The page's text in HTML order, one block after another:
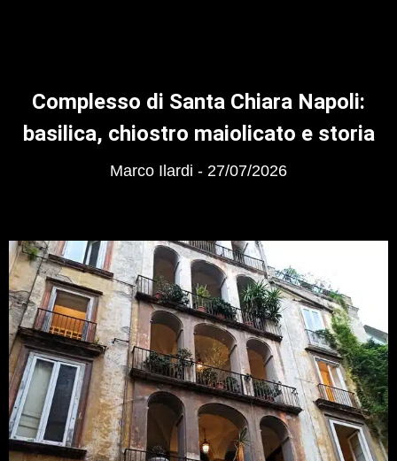
Complesso di Santa Chiara Napoli:
basilica, chiostro maiolicato e storia
Marco Ilardi 27/07/2026